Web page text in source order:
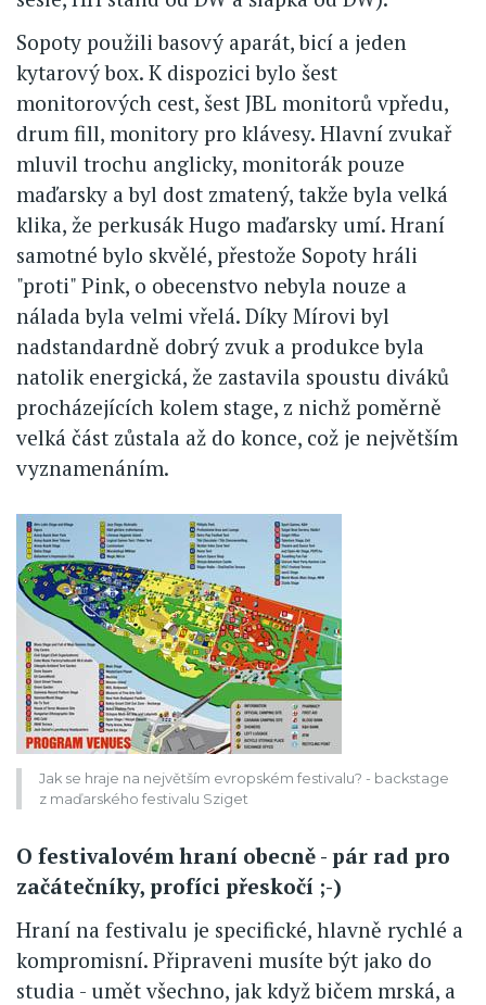
Sopoty použili basový aparát, bicí a jeden
kytarový box. K dispozici bylo šest
monitorových cest, šest JBL monitorů vpředu,
drum fill, monitory pro klávesy. Hlavní zvukař
mluvil trochu anglicky, monitorák pouze
maďarsky a byl dost zmatený, takže byla velká
klika, že perkusák Hugo maďarsky umí. Hraní
samotné bylo skvělé, přestože Sopoty hráli
"proti" Pink, o obecenstvo nebyla nouze a
nálada byla velmi vřelá. Díky Mírovi byl
nadstandardně dobrý zvuk a produkce byla
natolik energická, že zastavila spoustu diváků
procházejících kolem stage, z nichž poměrně
velká část zůstala až do konce, což je největším
vyznamenáním.
Jak se hraje na největším evropském festivalu? - backstage
z maďarského festivalu Sziget
O festivalovém hraní obecně - pár rad pro
začátečníky, profíci přeskočí ;-)
Hraní na festivalu je specifické, hlavně rychlé a
kompromisní. Připraveni musíte být jako do
studia - umět všechno, jak když bičem mrská, a